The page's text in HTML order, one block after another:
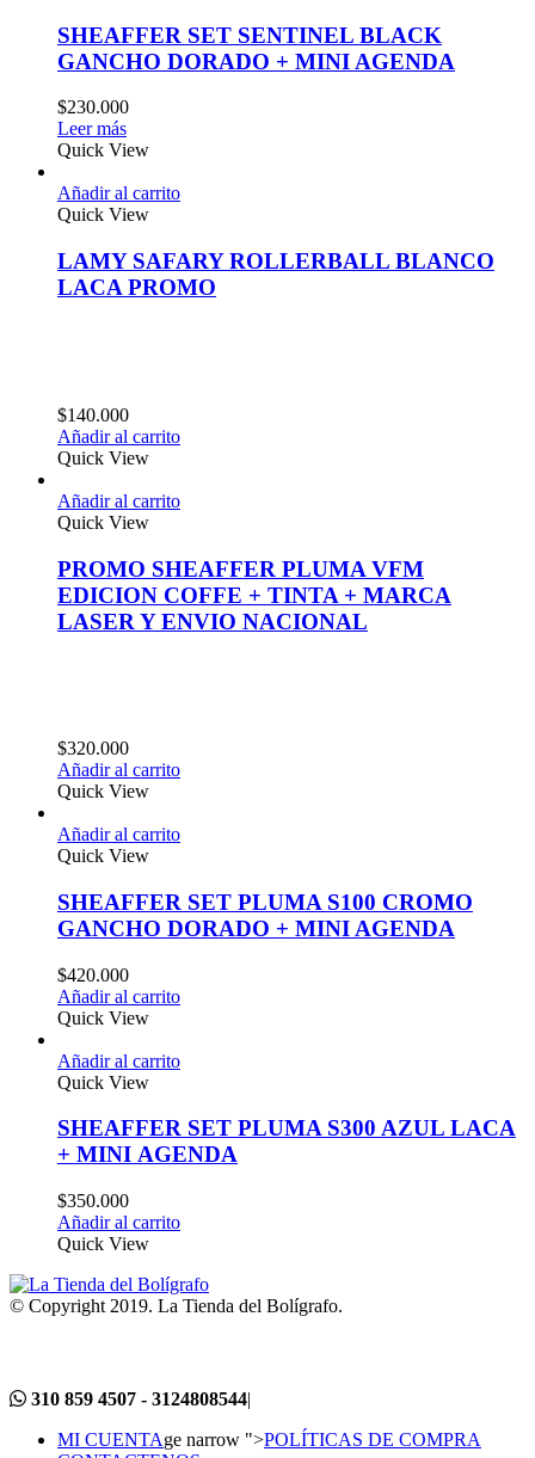
SHEAFFER SET SENTINEL BLACK
GANCHO DORADO + MINI AGENDA
$230.000
Leer más
Quick View
Añadir al carrito
Quick View
LAMY SAFARY ROLLERBALL BLANCO
LACA PROMO
$140.000
Añadir al carrito
Quick View
Añadir al carrito
Quick View
PROMO SHEAFFER PLUMA VFM
EDICION COFFE + TINTA + MARCA
LASER Y ENVIO NACIONAL
$320.000
Añadir al carrito
Quick View
Añadir al carrito
Quick View
SHEAFFER SET PLUMA S100 CROMO
GANCHO DORADO + MINI AGENDA
$420.000
Añadir al carrito
Quick View
Añadir al carrito
Quick View
SHEAFFER SET PLUMA S300 AZUL LACA
+ MINI AGENDA
$350.000
Añadir al carrito
Quick View
© Copyright 2019. La Tienda del Bolígrafo.
310 859 4507 - 3124808544|
MI CUENTAge narrow ">POLÍTICAS DE COMPRA